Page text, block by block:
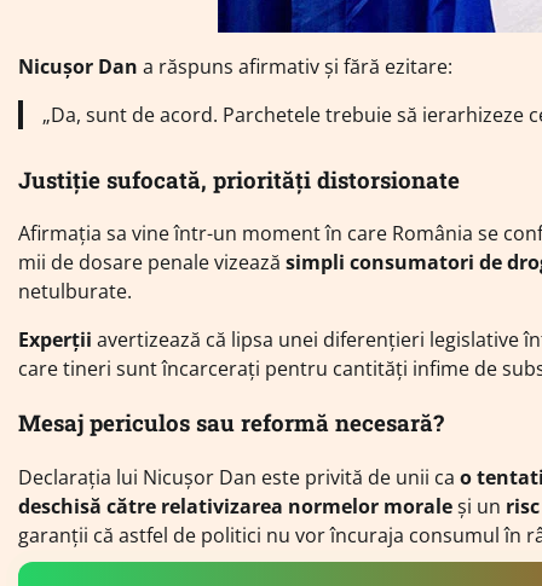
Nicușor Dan a răspuns afirmativ și fără ezitare:
„Da, sunt de acord. Parchetele trebuie să ierarhizeze
Justiție sufocată, priorități distorsionate
Afirmația sa vine într-un moment în care România se
mii de dosare penale vizează simpli consumatori de
netulburate.
Experții avertizează că lipsa unei diferențieri legislative
care tineri sunt încarcerați pentru cantități infime de
Mesaj periculos sau reformă necesară?
Declarația lui Nicușor Dan este privită de unii ca o
deschisă către relativizarea normelor moraleși un
garanții că astfel de politici nu vor încuraja consumul în